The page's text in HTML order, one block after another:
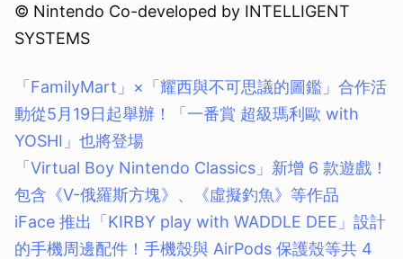
© Nintendo Co-developed by INTELLIGENT
SYSTEMS
「FamilyMart」×「耀西與不可思議的圖鑑」合作活
動從5月19日起舉辦！「一番賞 超級瑪利歐 with
YOSHI」也將登場
「Virtual Boy Nintendo Classics」新增 6 款遊戲！
包含《V-俄羅斯方塊》、《虛擬釣魚》等作品
iFace 推出「KIRBY play with WADDLE DEE」設計
的手機周邊配件！手機殼與 AirPods 保護殼等共 4